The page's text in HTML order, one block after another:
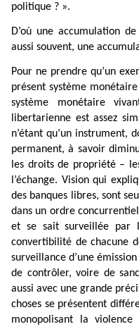
politique ? ».
D’où une accumulation
aussi souvent, une
Pour ne prendre qu’un
présent système
système monétaire
libertarienne est assez
n’étant qu’un instrument,
permanent, à savoir
les droits de propriété –
l’échange. Vision qui
des banques libres, sont
dans un ordre
et se sait surveillée par
convertibilité de chacune
surveillance d’une
de contrôler, voire de
aussi avec une grande
choses se présentent
monopolisant la violence